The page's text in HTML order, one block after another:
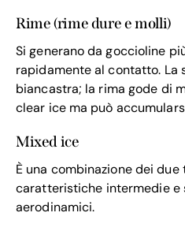
Rime (rime dure e molli)
Si generano da goccioline
rapidamente al contatto. La
biancastra; la rima gode di
clear ice ma può
Mixed ice
È una combinazione dei
caratteristiche intermedie e
aerodinamici.